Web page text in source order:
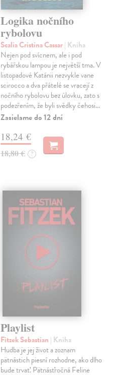
Logika nočního
rybolovu
Scalia Cristina Cassar| Kniha
Nejen pod svícnem, ale i pod
rybářskou lampou je největší tma. V
listopadové Katánii nezvykle vane
scirocco a dva přátelé se vracejí z
nočního rybolovu bez úlovku, zato s
podezřením, že byli svědky čehosi…
Zasielame do 12 dní
18,24 €
18,80 € ?
Playlist
Fitzek Sebastian | Kniha
Hudba je jej život a zoznam
pätnástich piesní rozhodne, ako dlho
bude trvať. Pätnásťročná Feline